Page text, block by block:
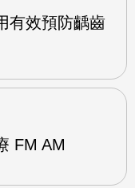
有效預防齲齒
FM AM